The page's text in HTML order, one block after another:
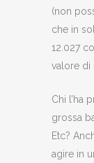
(non
che in
12.027
valore di
Chi l’ha
grossa
Etc?
agire in